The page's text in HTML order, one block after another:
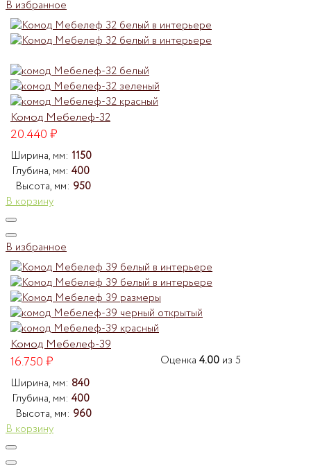
В избранное
Комод Мебелеф-32
20.440₽
Ширина, мм: 1150
Глубина, мм: 400
Высота, мм: 950
В корзину
В избранное
Комод Мебелеф-39
Оценка 4.00из 5
16.750₽
Ширина, мм: 840
Глубина, мм: 400
Высота, мм: 960
В корзину